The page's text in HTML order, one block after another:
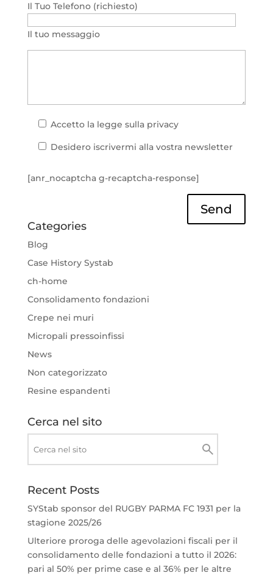
Il Tuo Telefono (richiesto)
Il tuo messaggio
Accetto la legge sulla privacy
Desidero iscrivermi alla vostra newsletter
[anr_nocaptcha g-recaptcha-response]
Send
Categories
Blog
Case History Systab
ch-home
Consolidamento fondazioni
Crepe nei muri
Micropali pressoinfissi
News
Non categorizzato
Resine espandenti
Cerca nel sito
Recent Posts
SYStab sponsor del RUGBY PARMA FC 1931 per la
stagione 2025/26
Ulteriore proroga delle agevolazioni fiscali per il
consolidamento delle fondazioni a tutto il 2026:
pari al 50% per prime case e al 36% per le altre